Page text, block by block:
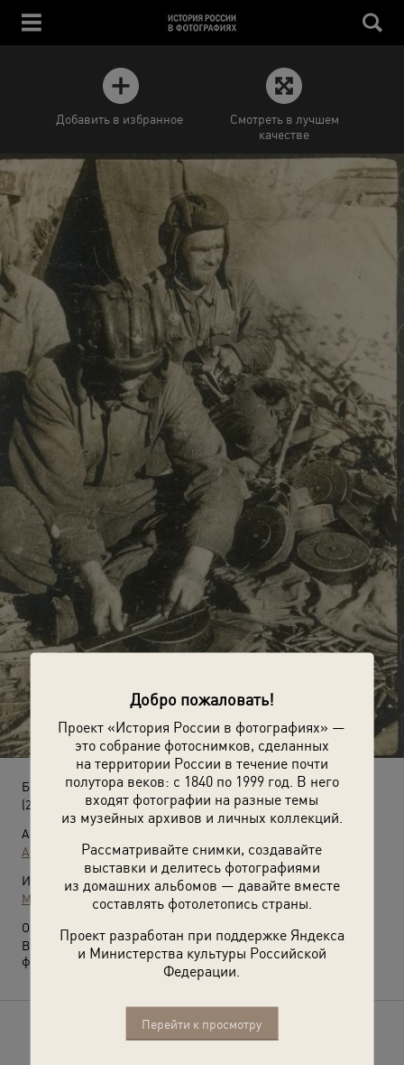
Добро пожаловать!
Проект «История России в фотографиях» —
это собрание фотоснимков, сделанных
на территории России в течение почти
полутора веков: с 1840 по 1999 год. В него
входят фотографии на разные темы
из музейных архивов и личных коллекций.
Рассматривайте снимки, создавайте
выставки и делитесь фотографиями
из домашних альбомов — давайте вместе
составлять фотолетопись страны.
Проект разработан при поддержке Яндекса
и Министерства культуры Российской
Федерации.
Перейти к просмотру
Добавить в избранное
Смотреть в лучшем
качестве
Без названия
(22 июня 1941 - 9 мая 1945)
Автор:
Арон Замский
Источники:
МАММ / МДФ
О фотографии:
Выставка «Арон Замский: между кадром и боем»с этой
фотографией.
Расскажите друзьям об этом фото